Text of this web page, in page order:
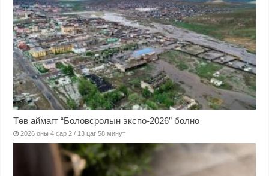
Төв аймагт “Боловсролын экспо-2026” болно
2026 оны 4 сар 2 / 13 цаг 58 минут